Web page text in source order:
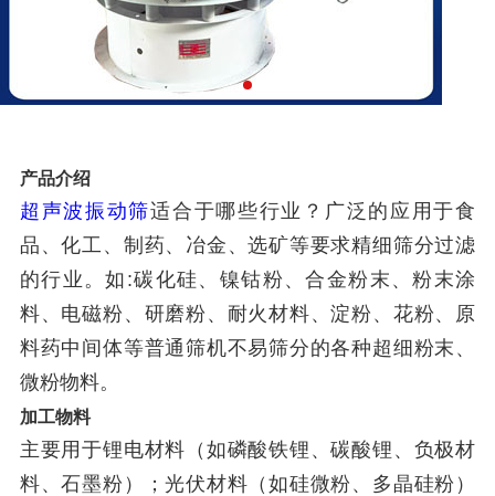
产品介绍
超声波振动筛适合于哪些行业？广泛的应用于食
品、化工、制药、冶金、选矿等要求精细筛分过滤
的行业。如:碳化硅、镍钴粉、合金粉末、粉末涂
料、电磁粉、研磨粉、耐火材料、淀粉、花粉、原
料药中间体等普通筛机不易筛分的各种超细粉末、
微粉物料。
加工物料
主要用于锂电材料（如磷酸铁锂、碳酸锂、负极材
料、石墨粉）；光伏材料（如硅微粉、多晶硅粉）